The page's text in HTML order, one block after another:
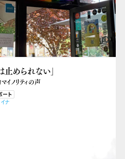
止められない」
ノリティの声
ート
ナ